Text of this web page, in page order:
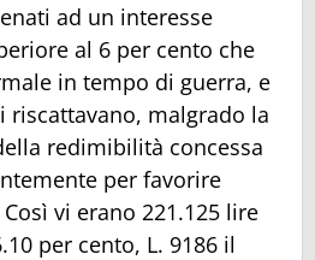
ad un interesse
al 6 per cento che
in tempo di guerra, e
riscattavano, malgrado la
redimibilità concessa
per favorire
vi erano 221.125 lire
per cento, L. 9186 il